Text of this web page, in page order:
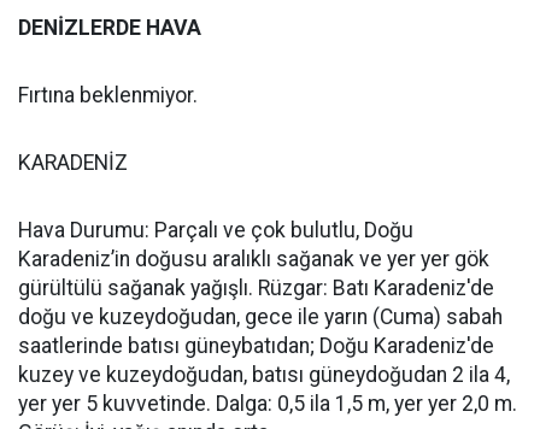
DENİZLERDE HAVA
Fırtına beklenmiyor.
KARADENİZ
Hava Durumu: Parçalı ve çok bulutlu, Doğu
Karadeniz’in doğusu aralıklı sağanak ve yer yer gök
gürültülü sağanak yağışlı. Rüzgar: Batı Karadeniz'de
doğu ve kuzeydoğudan, gece ile yarın (Cuma) sabah
saatlerinde batısı güneybatıdan; Doğu Karadeniz'de
kuzey ve kuzeydoğudan, batısı güneydoğudan 2 ila 4,
yer yer 5 kuvvetinde. Dalga: 0,5 ila 1,5 m, yer yer 2,0 m.